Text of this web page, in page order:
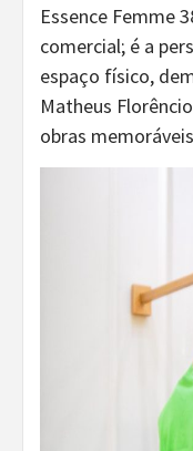
Essence Femme
comercial; é a
espaço físico,
Matheus
obras